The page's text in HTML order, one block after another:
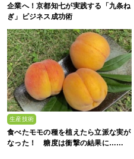
企業へ！京都知七が実践する「九条ね
ぎ」ビジネス成功術
生産技術
食べたモモの種を植えたら立派な実が
なった！ 糖度は衝撃の結果に……